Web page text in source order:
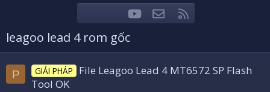
FacebookTwitteryoutubeLiên hệ
leagoo lead 4 rom gốc
P GIẢI PHÁP
File Leagoo Lead 4 MT6572 SP Flash
Tool OK